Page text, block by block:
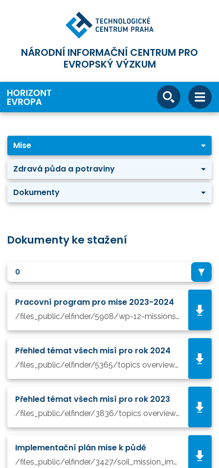
NÁRODNÍ INFORMAČNÍ CENTRUM PRO
EVROPSKÝ VÝZKUM
Mise
Zdravá půda a potraviny
Dokumenty
Dokumenty ke stažení
0
Pracovní program pro mise 2023-2024
/files_public/elfinder/5908/wp-12-missions_horizon-2023-2024_en.pdf
Přehled témat všech misí pro rok 2024
/files_public/elfinder/5365/topics overview_missions 2024.pdf
Přehled témat všech misí pro rok 2023
/files_public/elfinder/3836/topics overview_missions 2023.pdf
Implementační plán mise k půdě
/files_public/elfinder/3427/soil_mission_implementation_plan_final_for_publication (3).pdf